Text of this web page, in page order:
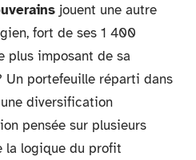
jouent une autre
fort de ses 1 400
plus imposant de sa
Un portefeuille réparti dans
diversification
pensée sur plusieurs
la logique du profit